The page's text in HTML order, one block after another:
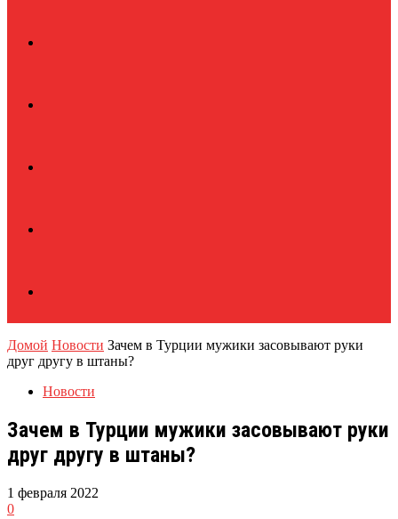
Домой Новости Зачем в Турции мужики засовывают руки
друг другу в штаны?
Новости
Зачем в Турции мужики засовывают руки
друг другу в штаны?
1 февраля 2022
0